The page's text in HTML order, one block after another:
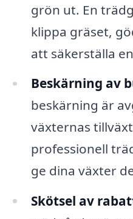
grön ut. En
klippa gräset,
att säkerställa
Beskärning av
beskärning är
växternas
professionell
ge dina växter
Skötsel av